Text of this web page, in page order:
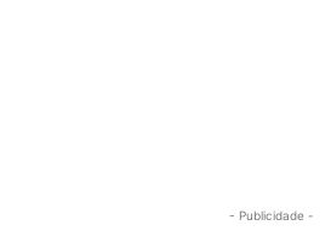
- Publicidade -